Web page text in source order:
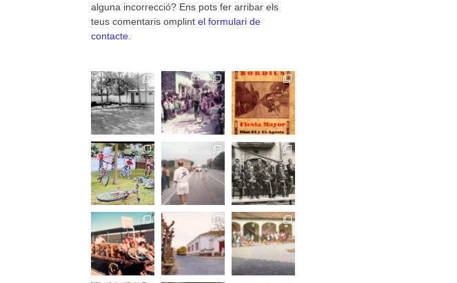
alguna incorrecció? Ens pots fer arribar els
teus comentaris omplint el formulari de
contacte